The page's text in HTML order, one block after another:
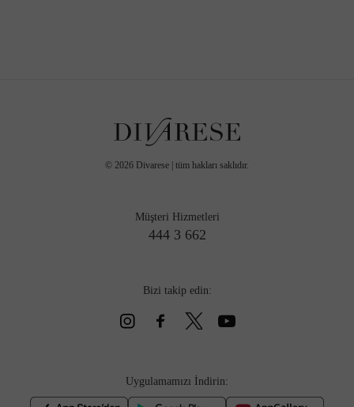
© 2026 Divarese | tüm hakları saklıdır.
Müşteri Hizmetleri
444 3 662
Bizi takip edin:
Uygulamamızı İndirin: